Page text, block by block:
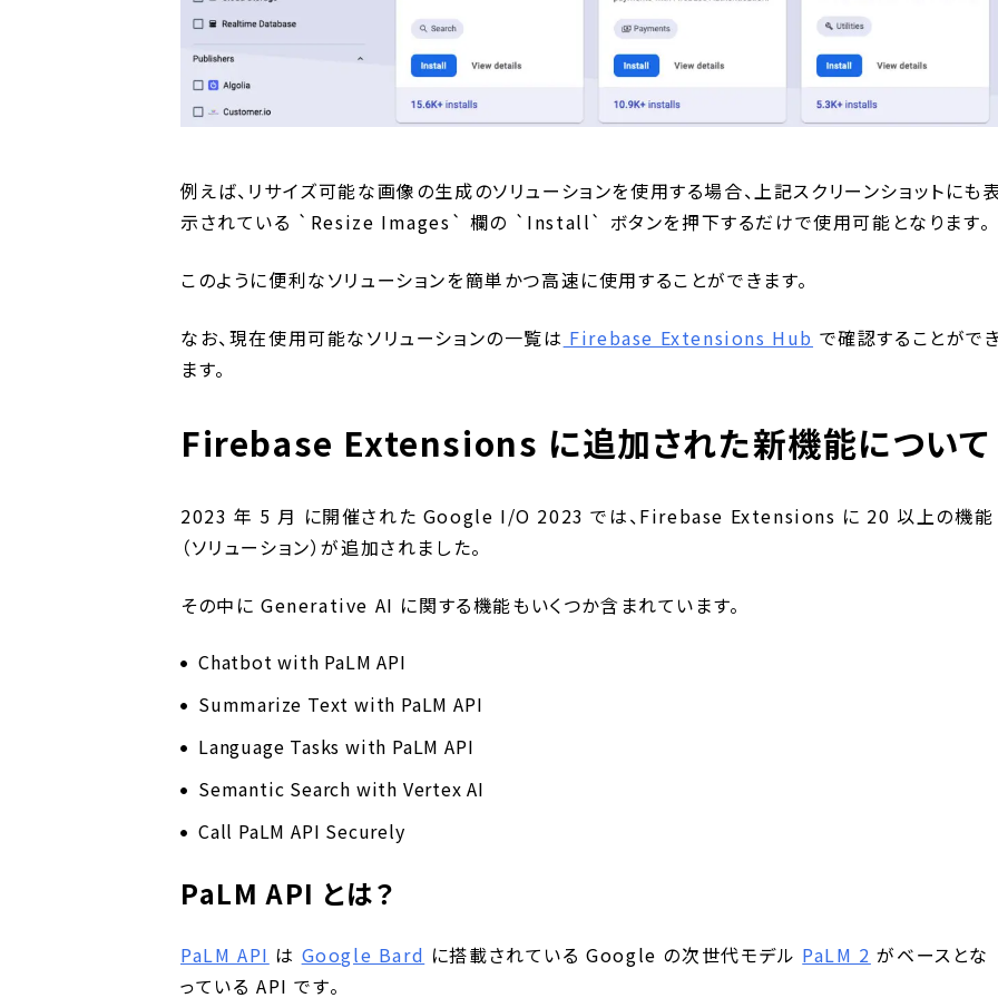
例えば、リサイズ可能な画像の生成のソリューションを使用する場合、上記スクリーンショットにも
示されている `Resize Images` 欄の `Install` ボタンを押下するだけで使用可能となります。
このように便利なソリューションを簡単かつ高速に使用することができます。
なお、現在使用可能なソリューションの一覧は Firebase Extensions Hub で確認することがで
ます。
Firebase Extensions に追加された新機能について
2023 年 5 月 に開催された Google I/O 2023 では、Firebase Extensions に 20 以上の機能
（ソリューション）が追加されました。
その中に Generative AI に関する機能もいくつか含まれています。
Chatbot with PaLM API
Summarize Text with PaLM API
Language Tasks with PaLM API
Semantic Search with Vertex AI
Call PaLM API Securely
PaLM API とは？
PaLM API は Google Bard に搭載されている Google の次世代モデル PaLM 2 がベースとな
っている API です。